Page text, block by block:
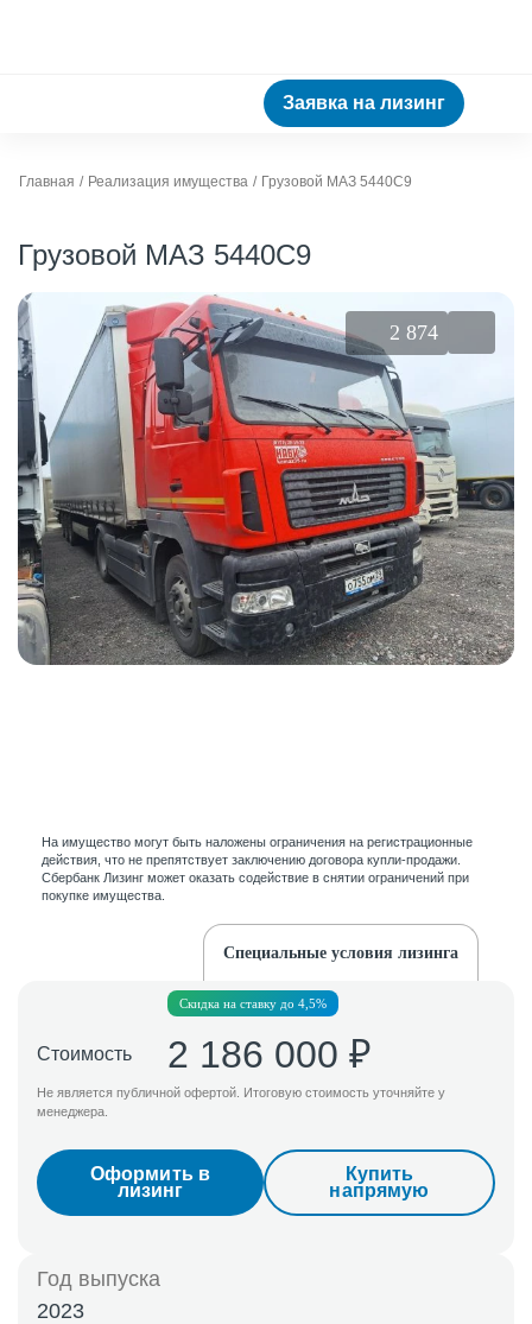
Заявка на лизинг
Главная Реализация имущества Грузовой МАЗ 5440C9
Грузовой МАЗ 5440C9
2 874
На имущество могут быть наложены ограничения на регистрационные
действия, что не препятствует заключению договора купли-продажи.
Сбербанк Лизинг может оказать содействие в снятии ограничений при
покупке имущества.
Специальные условия лизинга
Скидка на ставку до 4,5%
Стоимость 2 186 000 ₽
Не является публичной офертой. Итоговую стоимость уточняйте у
менеджера.
Оформить в
лизинг
Купить
напрямую
Год выпуска
2023